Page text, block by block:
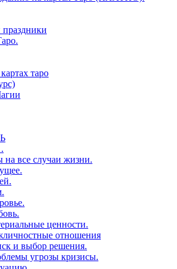
таро
на все случаи жизни.
ценности.
отношения
и выбор решения.
угрозы кризисы.